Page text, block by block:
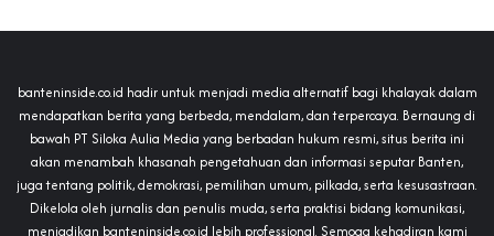
banteninside.co.id hadir untuk menjadi media alternatif bagi khalayak dalam
mendapatkan berita yang berbeda, mendalam, dan terpercaya. Bernaung di
bawah PT Siloka Aulia Media yang berbadan hukum resmi, situs berita ini
akan menambah khasanah pengetahuan dan informasi seputar Banten,
juga tentang politik, demokrasi, pemilihan umum, pilkada, serta kesusastraan.
Dikelola oleh jurnalis dan penulis muda, serta praktisi bidang komunikasi,
menjadikan banteninside.co.id lebih professional. Semoga kehadiran kami